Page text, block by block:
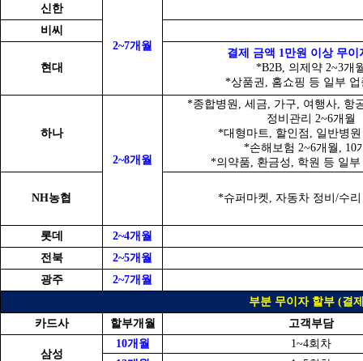
신한
2~7개월
비씨
현대
결제 금액 1만원 이상 무이
*B2B, 의제약 2~3개
*상품권, 홈쇼핑 등 일부 업
하나
2~8개월
*종합병원, 세금, 가구, 여행사, 항
정비관리 2~6개월
*대형마트, 할인점, 일반병원
*손해보험 2~6개월, 10
*의약품, 환금성, 학원 등 일부
NH농협 *슈퍼마켓, 자동차 정비/수리
롯데
2~4개월
전북
2~5개월
광주
2~7개월
부분 무이자 할부 (결
카드사
할부개월 고객부담
삼성
10개월
1~4회차